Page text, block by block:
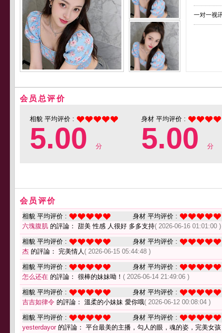
一对一视
会员总评价
相貌 平均评价 :
5.00 分
身材 平均评价 :
5.00 分
会员评价
相貌 平均评价 :
身材 平均评价 :
六塊腹肌 的評論： 甜美 性感 人很好 多多支持( 2026-06-16 01:01:00 )
相貌 平均评价 :
身材 平均评价 :
杰 的評論： 完美情人 ( 2026-06-15 05:44:48 )
相貌 平均评价 :
身材 平均评价 :
怎么还在 的評論： 很棒的妹妹呦！ ( 2026-06-14 21:49:06 )
相貌 平均评价 :
身材 平均评价 :
吉吉如律令 的評論： 溫柔的小妹妹 愛你哦( 2026-06-12 00:08:04 )
相貌 平均评价 :
身材 平均评价 :
yesterdayor的評論： 平台最美的主播，勾人的眼，魂的姿，完美女